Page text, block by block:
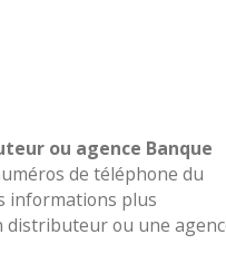
ou agence Banque
de téléphone du
informations plus
distributeur ou une